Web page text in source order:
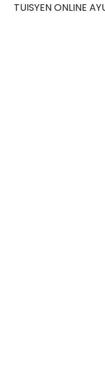
TUISYEN ONLINE